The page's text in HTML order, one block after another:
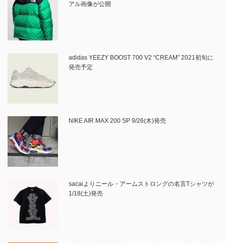
アル画像が公開
adidas YEEZY BOOST 700 V2 “CREAM” 2021初旬に
発売予定
NIKE AIR MAX 200 SP 9/26(木)発売
sacaiよりニール・アームストロングの名言Tシャツが
1/18(土)発売